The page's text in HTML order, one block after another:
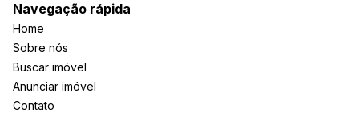
Navegação rápida
Home
Sobre nós
Buscar imóvel
Anunciar imóvel
Contato